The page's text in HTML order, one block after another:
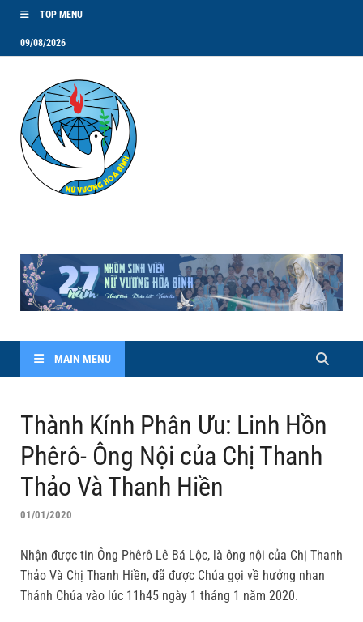
TOP MENU
09/08/2026
MAIN MENU
Thành Kính Phân Ưu: Linh Hồn
Phêrô- Ông Nội của Chị Thanh
Thảo Và Thanh Hiền
01/01/2020
Nhận được tin Ông Phêrô Lê Bá Lộc, là ông nội của Chị Thanh
Thảo Và Chị Thanh Hiền, đã được Chúa gọi về hưởng nhan
Thánh Chúa vào lúc 11h45 ngày 1 tháng 1 năm 2020.